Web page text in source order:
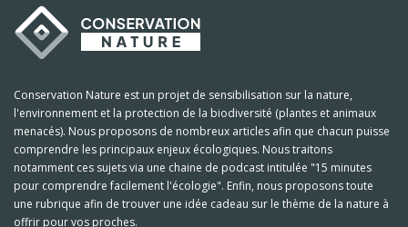
Conservation Nature est un projet de sensibilisation sur la nature,
l'environnement et la protection de la biodiversité (plantes et animaux
menacés). Nous proposons de nombreux articles afin que chacun puisse
comprendre les principaux enjeux écologiques. Nous traitons
notamment ces sujets via une chaine de podcast intitulée "15 minutes
pour comprendre facilement l'écologie". Enfin, nous proposons toute
une rubrique afin de trouver une idée cadeau sur le thème de la nature à
offrir pour vos proches.